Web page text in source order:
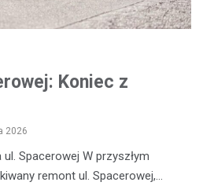
Koniec z
2026
Spacerowej W przyszłym
remont ul. Spacerowej,…